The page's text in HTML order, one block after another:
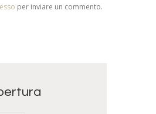
per inviare un commento.